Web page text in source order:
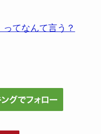
ってなんて言う？